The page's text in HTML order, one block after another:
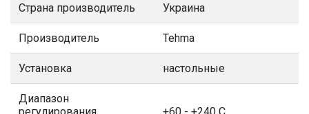
Страна производитель Украина
Производитель Tehma
Установка настольные
Диапазон